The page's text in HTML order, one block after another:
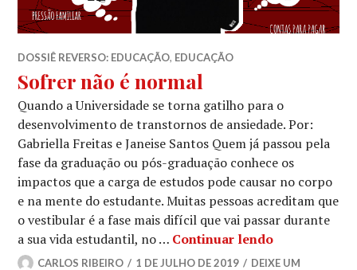
DOSSIÊ REVERSO: EDUCAÇÃO, EDUCAÇÃO
Sofrer não é normal
Quando a Universidade se torna gatilho para o
desenvolvimento de transtornos de ansiedade. Por:
Gabriella Freitas e Janeise Santos Quem já passou pela
fase da graduação ou pós-graduação conhece os
impactos que a carga de estudos pode causar no corpo
e na mente do estudante. Muitas pessoas acreditam que
o vestibular é a fase mais difícil que vai passar durante
a sua vida estudantil, no … Continuar lendoSofrer não é
CARLOS RIBEIRO 1 DE JULHO DE 2019
DEIXE UM